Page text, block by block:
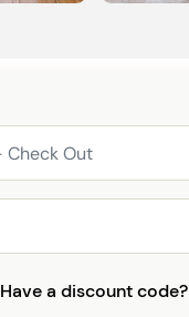
Have a discount code?